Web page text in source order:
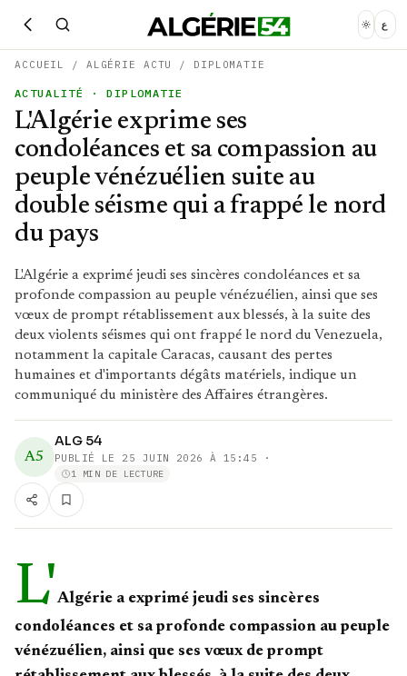
ع
ACCUEIL / ALGÉRIE ACTU / DIPLOMATIE
ACTUALITÉ · DIPLOMATIE
L'Algérie exprime ses
condoléances et sa compassion au
peuple vénézuélien suite au
double séisme qui a frappé le nord
du pays
L'Algérie a exprimé jeudi ses sincères condoléances et sa
profonde compassion au peuple vénézuélien, ainsi que ses
vœux de prompt rétablissement aux blessés, à la suite des
deux violents séismes qui ont frappé le nord du Venezuela,
notamment la capitale Caracas, causant des pertes
humaines et d'importants dégâts matériels, indique un
communiqué du ministère des Affaires étrangères.
A5
ALG 54
PUBLIÉ LE 25 JUIN 2026 À 15:45 ·
1 MIN DE LECTURE
L'Algérie a exprimé jeudi ses sincères
condoléances et sa profonde compassion au peuple
vénézuélien, ainsi que ses vœux de prompt